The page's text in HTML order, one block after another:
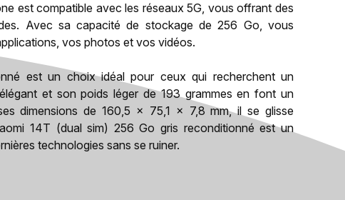
est compatible avec les réseaux 5G, vous offrant des
Avec sa capacité de stockage de 256 Go, vous
vos photos et vos vidéos.
est un choix idéal pour ceux qui recherchent un
et son poids léger de 193 grammes en font un
dimensions de 160,5 x 75,1 x 7,8 mm, il se glisse
14T (dual sim) 256 Go gris reconditionné est un
technologies sans se ruiner.